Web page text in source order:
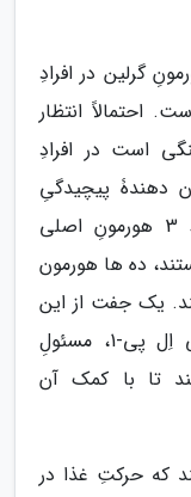
گرلین در افرادِ
احتمالاً انتظار
است در افرادِ
دهندۀ پیچیدگیِ
سیستم گوارش ماست. درحالیکه فقط 3 هورمونِ اصلی
ده ها هورمون
یک جفت از این
هورمون ها، یعنی جی آی پی و جی اِل پی-1، مسئولِ
تا با کمک آن
که حرکتِ غذا در